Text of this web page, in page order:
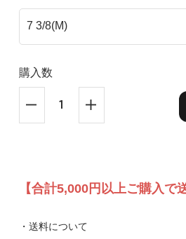
購入数
【合計5,000円以上ご購入で
・送料について